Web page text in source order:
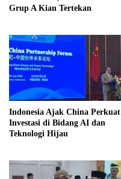
Grup A Kian Tertekan
Indonesia Ajak China Perkuat
Investasi di Bidang AI dan
Teknologi Hijau